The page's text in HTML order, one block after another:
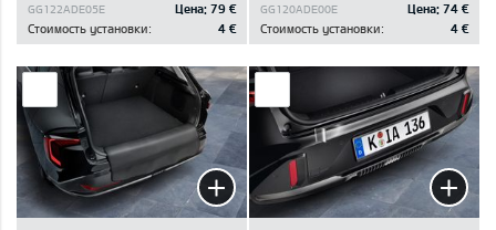
Subwoofer
GG122ADE05E Цена: 79 €
Стоимость установки:
4 €
GG120ADE00E Цена: 74 €
Стоимость установки:
4 €